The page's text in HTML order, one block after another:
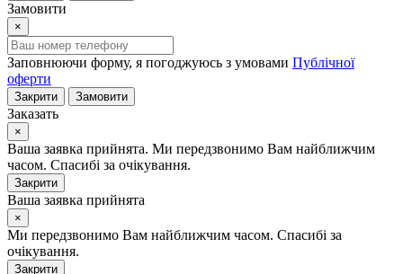
Замовити
×
Заповнюючи форму, я погоджуюсь з умовами Публічної
оферти
Закрити Замовити
Заказать
×
Ваша заявка прийнята. Ми передзвонимо Вам найближчим
часом. Спасибі за очікування.
Закрити
Ваша заявка прийнята
×
Ми передзвонимо Вам найближчим часом. Спасибі за
очікування.
Закрити